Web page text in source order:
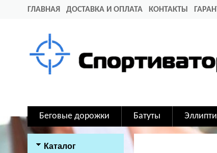
ГЛАВНАЯ ДОСТАВКА И ОПЛАТА КОНТАКТЫ
Беговые дорожки Батуты
Каталог